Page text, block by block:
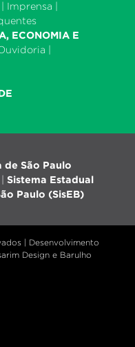
Imprensa
ECONOMIA E
de São Paulo
Sistema Estadual
Paulo (SisEB)
| Desenvolvimento
Design e Barulho